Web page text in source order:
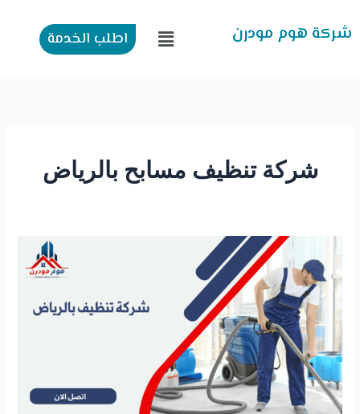
شركة هوم مودرن القائمة اطلب الخدمة
شركة تنظيف مسابح بالرياض
تنظيف
بالرياض
٠٥٠٧٢٤٠٠٠٥